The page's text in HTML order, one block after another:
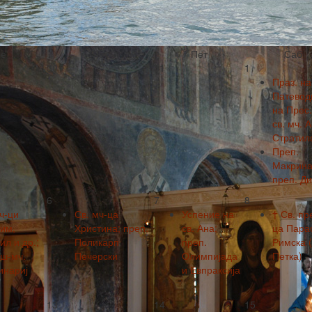
Чет Пет
Саб
30 31
1
Праз.
на
св. мч.
Преп.
преп.
ци
и др.;
мч.
6
Св. мч-ца
Христина; преп.
Поликарп
Печерски
7
Успение на
св. Ана;
преп.
Олимпијада
и Евпраксија
8
† Св.
ца
Римска
Петка)
13
14
15